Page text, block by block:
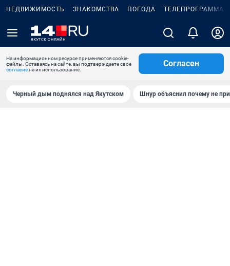
НЕДВИЖИМОСТЬ ЗНАКОМСТВА ПОГОДА ТЕЛЕПРОГРАММА
На информационном ресурсе применяются cookie-
файлы. Оставаясь на сайте, вы подтверждаете свое
согласиена их использование.
Согласен
Черный дым поднялся над Якутском Шнур объяснил почему не